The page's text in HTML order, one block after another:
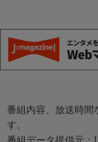
番組内容、放送時間
す。